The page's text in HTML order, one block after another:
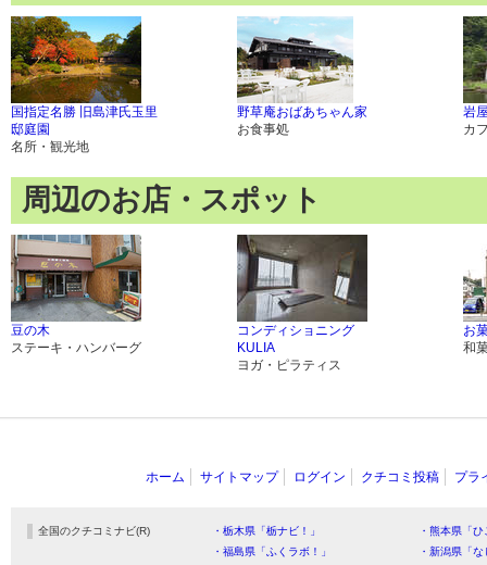
国指定名勝 旧島津氏玉里
邸庭園
名所・観光地
野草庵おばあちゃん家
お食事処
岩
カ
周辺のお店・スポット
豆の木
ステーキ・ハンバーグ
コンディショニング
KULIA
ヨガ・ピラティス
お
和
ホーム サイトマップ ログイン クチコミ投稿 プラ
全国のクチコミナビ(R) ・栃木県「栃ナビ！」
・熊本県「
・福島県「ふくラボ！」
・新潟県「